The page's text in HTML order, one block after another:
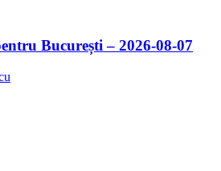
București – 2026-08-07